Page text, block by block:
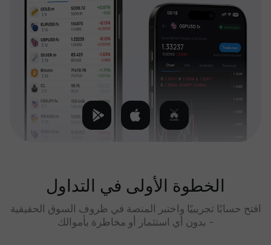
الخطوة الأولى في التداول
افتح حسابًا تجريبيًا واختبر المنصة في ظروف السوق الحقيقية
- بدون أي استثمار أو مخاطرة بأموالك